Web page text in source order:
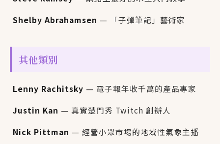
Shelby Abrahamsen — 「子彈筆記」藝術家
其他類別
Lenny Rachitsky — 電子報年收千萬的產品專家
Justin Kan — 真實楚門秀 Twitch 創辦人
Nick Pittman — 經營小眾市場的地域性氣象主播